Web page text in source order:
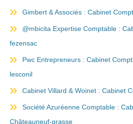
Gimbert & Associés : Cabinet
@mbicita Expertise Comptable :
fezensac
Pwc Entrepreneurs : Cabinet
lesconil
Cabinet Villard & Woinet : Cabinet
Société Azuréenne Comptable :
Châteauneuf-grasse